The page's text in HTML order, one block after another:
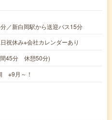
／新白岡駅から送迎バス15分
祝休み※会社カレンダーあり
45分 休憩50分)
※9月～！